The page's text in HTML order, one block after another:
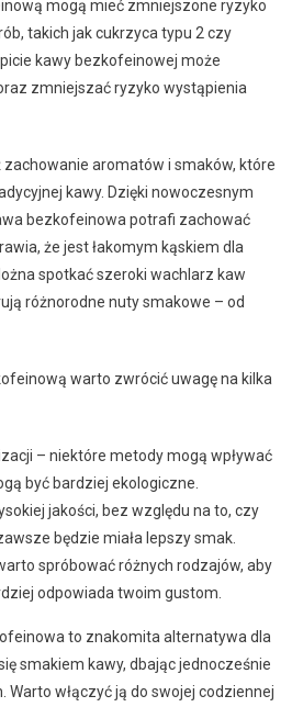
mogą mieć zmniejszone ryzyko
takich jak cukrzyca typu 2 czy
kawy bezkofeinowej może
zmniejszać ryzyko wystąpienia
zachowanie aromatów i smaków, które
kawy. Dzięki nowoczesnym
bezkofeinowa potrafi zachować
że jest łakomym kąskiem dla
spotkać szeroki wachlarz kaw
różnorodne nuty smakowe – od
warto zwrócić uwagę na kilka
– niektóre metody mogą wpływać
być bardziej ekologiczne.
jakości, bez względu na to, czy
będzie miała lepszy smak.
spróbować różnych rodzajów, aby
odpowiada twoim gustom.
to znakomita alternatywa dla
smakiem kawy, dbając jednocześnie
Warto włączyć ją do swojej codziennej